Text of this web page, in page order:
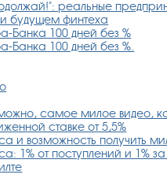
реальные
будущем финтеха
Банка 100 дней без %
Банка 100 дней без %.
самое милое видео,
ставке от 5,5%
и возможность получить
1% от поступлений и 1%